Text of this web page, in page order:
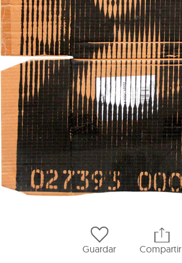
Guardar Compartir